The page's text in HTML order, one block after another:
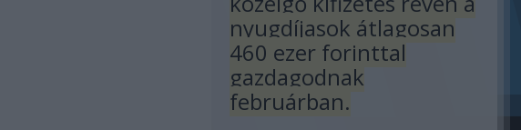
nyugdíjasok átlagosan
460 ezer forinttal
gazdagodnak
februárban.